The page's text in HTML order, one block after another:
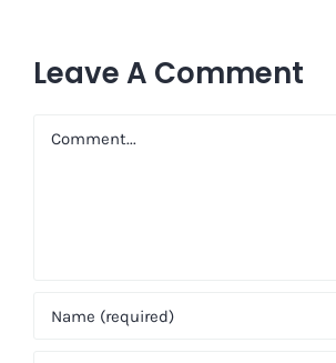
Leave A Comment
Comment